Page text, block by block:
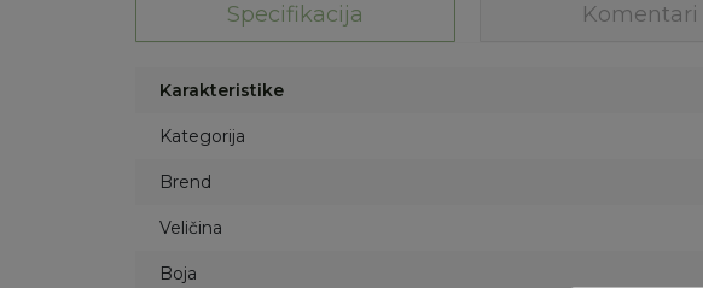
Specifikacija Komentari
Karakteristike
Kategorija
Brend
Veličina
Boja